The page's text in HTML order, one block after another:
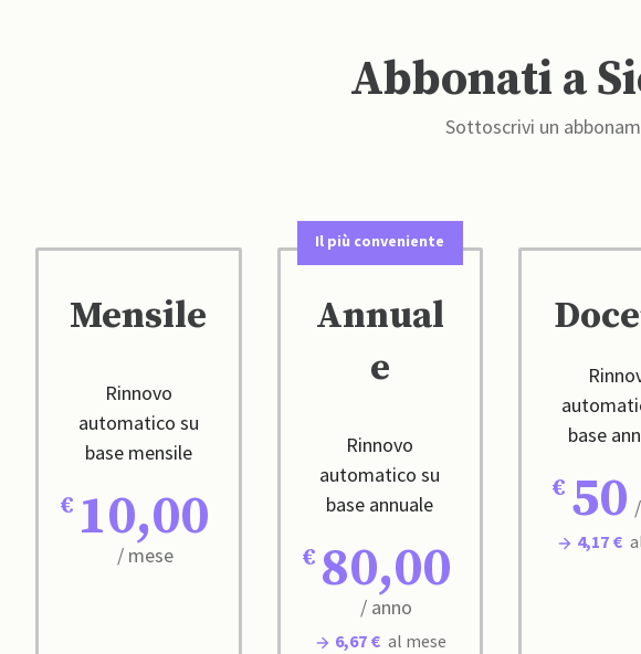
Abbonati a
Sottoscrivi un
Mensile
Rinnovo
automatico su
base mensile
10,00
/ mese
Il più conveniente
Annual
e
Rinnovo
automatico su
base annuale
80,00
/ anno
6,67 € al mese
base
50
4,17 €